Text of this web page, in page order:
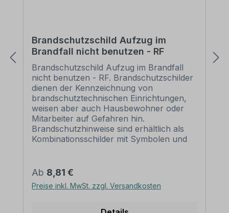
Brandschutzschild Aufzug im
Brandfall nicht benutzen - RF
Brandschutzschild Aufzug im Brandfall
nicht benutzen - RF. Brandschutzschilder
dienen der Kennzeichnung von
brandschutztechnischen Einrichtungen,
weisen aber auch Hausbewohner oder
Mitarbeiter auf Gefahren hin.
Brandschutzhinweise sind erhältlich als
Kombinationsschilder mit Symbolen und
und anderen Personen wichtige
Informationen in vielfälltiger Ausführung,
um im Brandfall im Gebäude oder auf
Orientierung nicht zu verlieren und
Regulärer Preis:
Ab 8,81 €
Preise inkl. MwSt. zzgl. Versandkosten